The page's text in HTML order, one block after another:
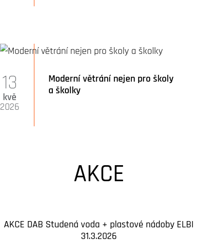
Moderní větrání nejen pro školy
a školky
13
kvě
2026
AKCE
AKCE DAB Studená voda + plastové nádoby ELBI
31.3.2026